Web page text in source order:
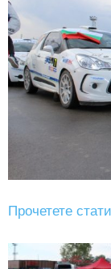
Прочетете